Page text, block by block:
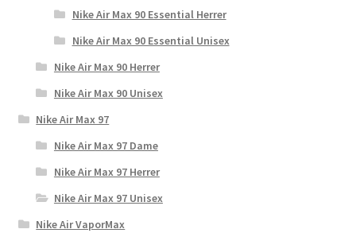
Nike Air Max 90 Essential Herrer
Nike Air Max 90 Essential Unisex
Nike Air Max 90 Herrer
Nike Air Max 90 Unisex
Nike Air Max 97
Nike Air Max 97 Dame
Nike Air Max 97 Herrer
Nike Air Max 97 Unisex
Nike Air VaporMax